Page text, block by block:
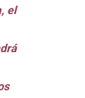
el